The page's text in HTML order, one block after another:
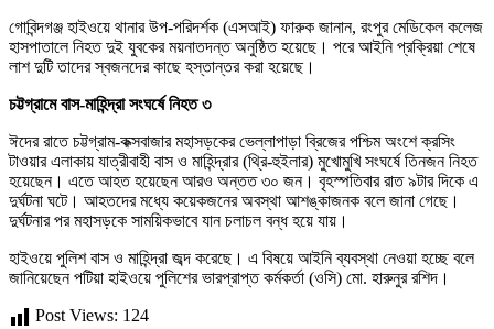
গোবিন্দগঞ্জ হাইওয়ে থানার উপ-পরিদর্শক (এসআই) ফারুক জানান, রংপুর মেডিকেল কলেজ
হাসপাতালে নিহত দুই যুবকের ময়নাতদন্ত অনুষ্ঠিত হয়েছে। পরে আইনি প্রক্রিয়া শেষে
লাশ দুটি তাদের স্বজনদের কাছে হস্তান্তর করা হয়েছে।
চট্টগ্রামে বাস-মাহিন্দ্রা সংঘর্ষে নিহত ৩
ঈদের রাতে চট্টগ্রাম-কক্সবাজার মহাসড়কের ভেল্লাপাড়া ব্রিজের পশ্চিম অংশে ক্রসিং
টাওয়ার এলাকায় যাত্রীবাহী বাস ও মাহিন্দ্রার (থ্রি-হুইলার) মুখোমুখি সংঘর্ষে তিনজন নিহত
হয়েছেন। এতে আহত হয়েছেন আরও অন্তত ৩০ জন। বৃহস্পতিবার রাত ৯টার দিকে এ
দুর্ঘটনা ঘটে। আহতদের মধ্যে কয়েকজনের অবস্থা আশঙ্কাজনক বলে জানা গেছে।
দুর্ঘটনার পর মহাসড়কে সাময়িকভাবে যান চলাচল বন্ধ হয়ে যায়।
হাইওয়ে পুলিশ বাস ও মাহিন্দ্রা জব্দ করেছে। এ বিষয়ে আইনি ব্যবস্থা নেওয়া হচ্ছে বলে
জানিয়েছেন পটিয়া হাইওয়ে পুলিশের ভারপ্রাপ্ত কর্মকর্তা (ওসি) মো. হারুনুর রশিদ।
Post Views: 124